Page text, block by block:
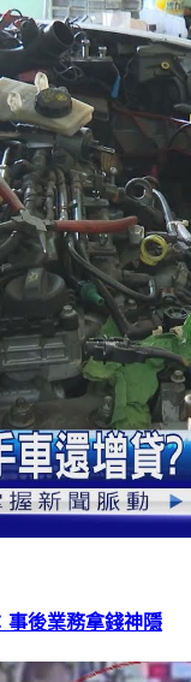
後業務拿錢神隱